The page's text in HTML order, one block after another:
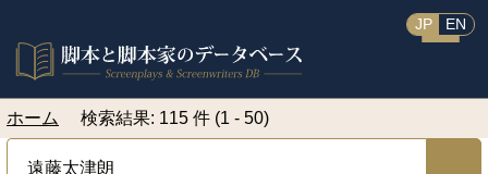
JP EN
ホーム 検索結果: 115 件 (1 - 50)